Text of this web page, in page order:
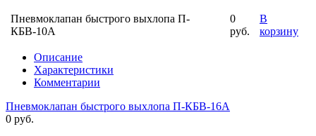
Пневмоклапан быстрого выхлопа П-
КБВ-10А
0
руб.
В
корзину
Описание
Характеристики
Комментарии
Пневмоклапан быстрого выхлопа П-КБВ-16А
0 руб.